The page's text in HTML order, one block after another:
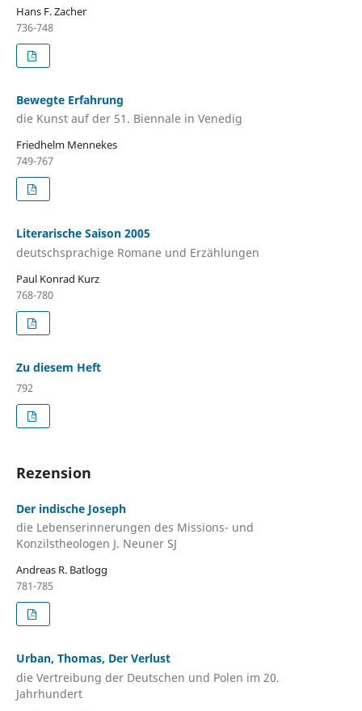
Hans F. Zacher
736-748
Bewegte Erfahrung
die Kunst auf der 51. Biennale in Venedig
Friedhelm Mennekes
749-767
Literarische Saison 2005
deutschsprachige Romane und Erzählungen
Paul Konrad Kurz
768-780
Zu diesem Heft
792
Rezension
Der indische Joseph
die Lebenserinnerungen des Missions- und
Konzilstheologen J. Neuner SJ
Andreas R. Batlogg
781-785
Urban, Thomas, Der Verlust
die Vertreibung der Deutschen und Polen im 20.
Jahrhundert